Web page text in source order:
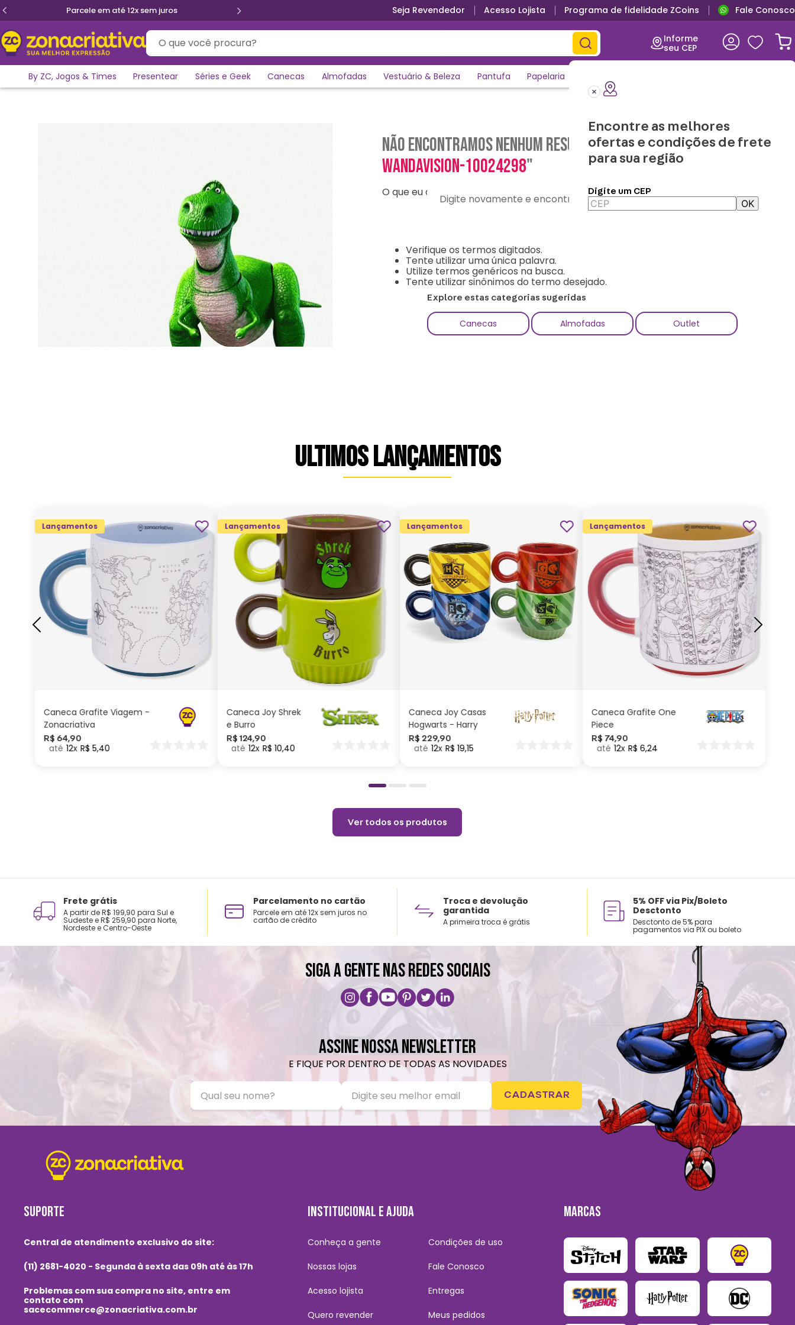
Parcele em até 12x sem juros Seja Revendedor Acesso Lojista Programa de fidelidade ZCoins Fale Conosco
O que você procura?
Informe
seu CEP
Encontre as melhores
ofertas e condições de frete
para sua região
Digite um CEP
OK
By ZC, Jogos & Times Presentear Séries e Geek Canecas Almofadas Vestuário & Beleza Pantufa Papelaria
Não encontramos nenhum resultado para "caneca-cubo-300ml-
wandavision-10024298"
O que eu devo fazer?
Verifique os termos digitados.
Tente utilizar uma única palavra.
Utilize termos genéricos na busca.
Tente utilizar sinônimos do termo desejado.
Digite novamente e encontre o que precisa
Explore estas categorias sugeridas
Canecas Almofadas Outlet
ULTIMOS LANÇAMENTOS
Lançamentos
Caneca Grafite Viagem -
Zonacriativa
R$ 64,90
12 R$ 5,40
ADICIONAR AO
CARRINHO
Lançamentos
Caneca Joy Shrek
e Burro
R$ 124,90
12 R$ 10,40
ADICIONAR AO
CARRINHO
Lançamentos
Caneca Joy Casas
Hogwarts - Harry
Potter
R$ 229,90
12 R$ 19,15
Lançamentos
Caneca Grafite One
Piece
R$ 74,90
12 R$ 6,24
ADICIONAR AO
CARRINHO
Ver todos os produtos
Frete grátis
A partir de R$ 199,90 para Sul e
Sudeste e R$ 259,90 para Norte,
Nordeste e Centro-Oeste
Parcelamento no cartão
Parcele em até 12x sem juros no
cartão de crédito
Troca e devolução
garantida
A primeira troca é grátis
5% OFF via Pix/Boleto
Desctonto
Desctonto de 5% para
pagamentos via PIX ou boleto
SIGA A GENTE NAS REDES SOCIAIS
ASSINE NOSSA NEWSLETTER
E FIQUE POR DENTRO DE TODAS AS NOVIDADES
CADASTRAR
SUPORTE
Central de atendimento exclusivo do site:
(11) 2681-4020 - Segunda à sexta das 09h até às 17h
Problemas com sua compra no site, entre em
contato com
sacecommerce@zonacriativa.com.br
INSTITUCIONAL E AJUDA
Conheça a gente
Nossas lojas
Acesso lojista
Quero revender
Condições de uso
Fale Conosco
Entregas
Meus pedidos
MARCAS